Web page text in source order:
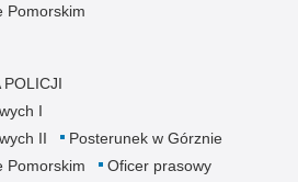
Pomorskim
POLICJI
I
II
Posterunek w Górznie
Pomorskim
Oficer prasowy